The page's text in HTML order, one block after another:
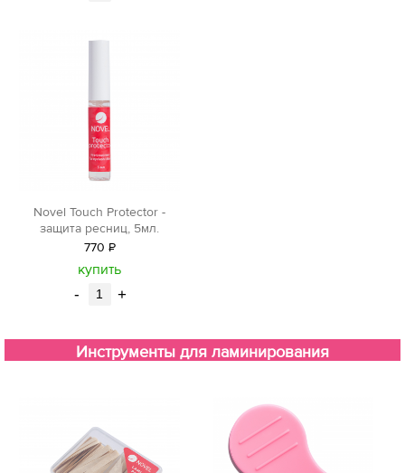
Novel Touch Protector -
защита ресниц, 5мл.
770 Р
уб.
купить
- +
Инструменты для ламинирования